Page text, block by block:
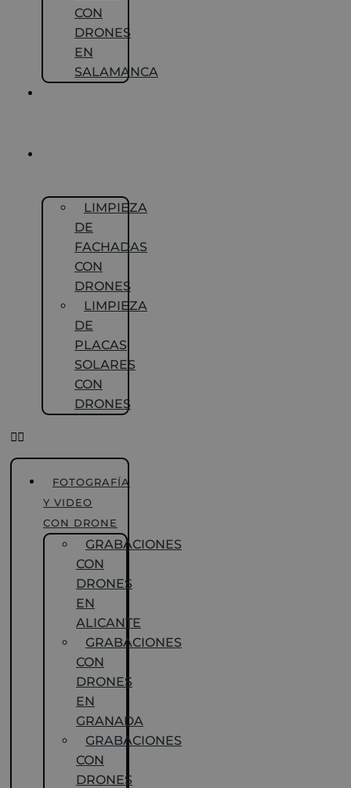
CON
DRONES
EN
SALAMANCA
LIMPIEZA
DE
FACHADAS
CON
DRONES
LIMPIEZA
DE
PLACAS
SOLARES
CON
DRONES
FOTOGRAFÍA
Y VIDEO
CON DRONE
GRABACIONES
CON
DRONES
EN
ALICANTE
GRABACIONES
CON
DRONES
EN
GRANADA
GRABACIONES
CON
DRONES